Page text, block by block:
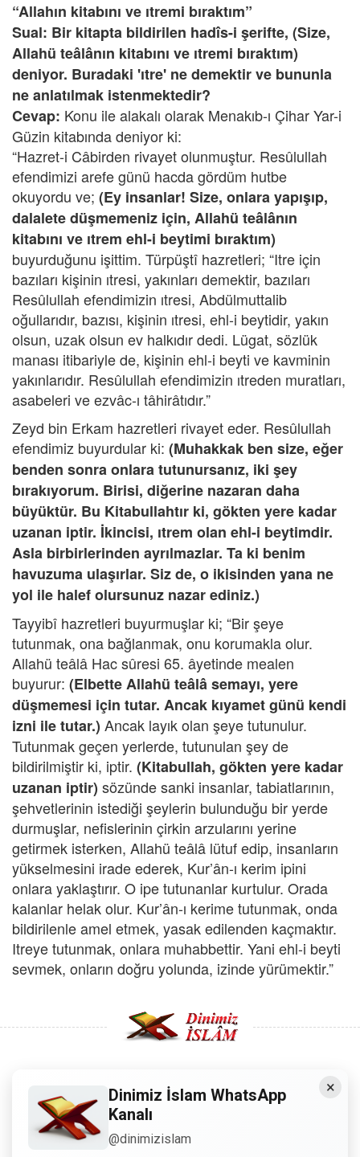
“Allahın kitabını ve ıtremi bıraktım”
Sual: Bir kitapta bildirilen hadîs-i şerifte, (Size,
Allahü teâlânın kitabını ve ıtremi bıraktım)
deniyor. Buradaki 'ıtre' ne demektir ve bununla
ne anlatılmak istenmektedir?
Cevap: Konu ile alakalı olarak Menakıb-ı Çihar Yar-i
Güzin kitabında deniyor ki:
“Hazret-i Câbirden rivayet olunmuştur. Resûlullah
efendimizi arefe günü hacda gördüm hutbe
okuyordu ve; (Ey insanlar! Size, onlara yapışıp,
dalalete düşmemeniz için, Allahü teâlânın
kitabını ve ıtrem ehl-i beytimi bıraktım)
buyurduğunu işittim. Türpüştî hazretleri; “Itre için
bazıları kişinin ıtresi, yakınları demektir, bazıları
Resûlullah efendimizin ıtresi, Abdülmuttalib
oğullarıdır, bazısı, kişinin ıtresi, ehl-i beytidir, yakın
olsun, uzak olsun ev halkıdır dedi. Lügat, sözlük
manası itibariyle de, kişinin ehl-i beyti ve kavminin
yakınlarıdır. Resûlullah efendimizin ıtreden muratları,
asabeleri ve ezvâc-ı tâhirâtıdır.”
Zeyd bin Erkam hazretleri rivayet eder. Resûlullah
efendimiz buyurdular ki: (Muhakkak ben size, eğer
benden sonra onlara tutunursanız, iki şey
bırakıyorum. Birisi, diğerine nazaran daha
büyüktür. Bu Kitabullahtır ki, gökten yere kadar
uzanan iptir. İkincisi, ıtrem olan ehl-i beytimdir.
Asla birbirlerinden ayrılmazlar. Ta ki benim
havuzuma ulaşırlar. Siz de, o ikisinden yana ne
yol ile halef olursunuz nazar ediniz.)
Tayyibî hazretleri buyurmuşlar ki; “Bir şeye
tutunmak, ona bağlanmak, onu korumakla olur.
Allahü teâlâ Hac sûresi 65. âyetinde mealen
buyurur: (Elbette Allahü teâlâ semayı, yere
düşmemesi için tutar. Ancak kıyamet günü kendi
izni ile tutar.) Ancak layık olan şeye tutunulur.
Tutunmak geçen yerlerde, tutunulan şey de
bildirilmiştir ki, iptir. (Kitabullah, gökten yere kadar
uzanan iptir) sözünde sanki insanlar, tabiatlarının,
şehvetlerinin istediği şeylerin bulunduğu bir yerde
durmuşlar, nefislerinin çirkin arzularını yerine
getirmek isterken, Allahü teâlâ lütuf edip, insanların
yükselmesini irade ederek, Kur’ân-ı kerim ipini
onlara yaklaştırır. O ipe tutunanlar kurtulur. Orada
kalanlar helak olur. Kur’ân-ı kerime tutunmak, onda
bildirilenle amel etmek, yasak edilenden kaçmaktır.
Itreye tutunmak, onlara muhabbettir. Yani ehl-i beyti
sevmek, onların doğru yolunda, izinde yürümektir.”
Copyright © 2008 - Dinimiz İslam. Her Hakkı Saklıdır.
Sitemizdeki bilgiler, bütün insanların istifadesi için
hazırlanmıştır. Orijinaline sadık kalmak şartıyla, izin
×
Dinimiz İslam WhatsApp
Kanalı
@dinimizislam